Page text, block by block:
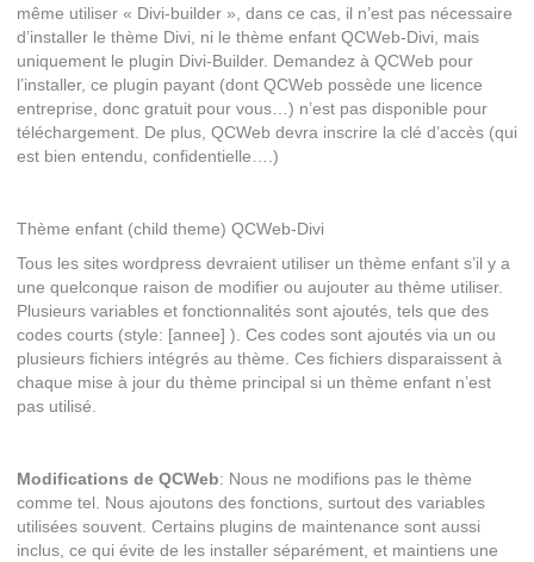
même utiliser « Divi-builder », dans ce cas, il n’est pas nécessaire
d’installer le thème Divi, ni le thème enfant QCWeb-Divi, mais
uniquement le plugin Divi-Builder. Demandez à QCWeb pour
l’installer, ce plugin payant (dont QCWeb possède une licence
entreprise, donc gratuit pour vous…) n’est pas disponible pour
téléchargement. De plus, QCWeb devra inscrire la clé d’accès (qui
est bien entendu, confidentielle….)
Thème enfant (child theme) QCWeb-Divi
Tous les sites wordpress devraient utiliser un thème enfant s’il y a
une quelconque raison de modifier ou aujouter au thème utiliser.
Plusieurs variables et fonctionnalités sont ajoutés, tels que des
codes courts (style: [annee] ). Ces codes sont ajoutés via un ou
plusieurs fichiers intégrés au thème. Ces fichiers disparaissent à
chaque mise à jour du thème principal si un thème enfant n’est
pas utilisé.
Modifications de QCWeb: Nous ne modifions pas le thème
comme tel. Nous ajoutons des fonctions, surtout des variables
utilisées souvent. Certains plugins de maintenance sont aussi
inclus, ce qui évite de les installer séparément, et maintiens une